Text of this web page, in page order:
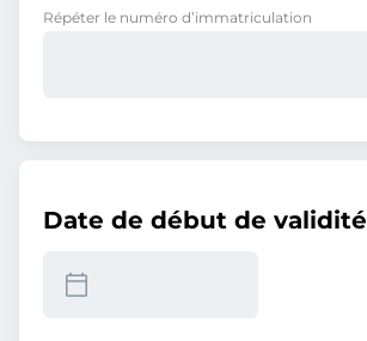
Répéter le numéro d’immatriculation
Date de début de validité